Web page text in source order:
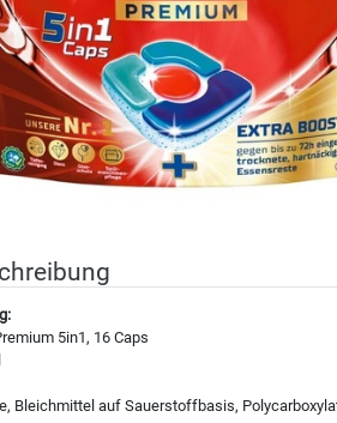
5in1, 16 Caps
Bleichmittel auf Sauerstoffbasis,